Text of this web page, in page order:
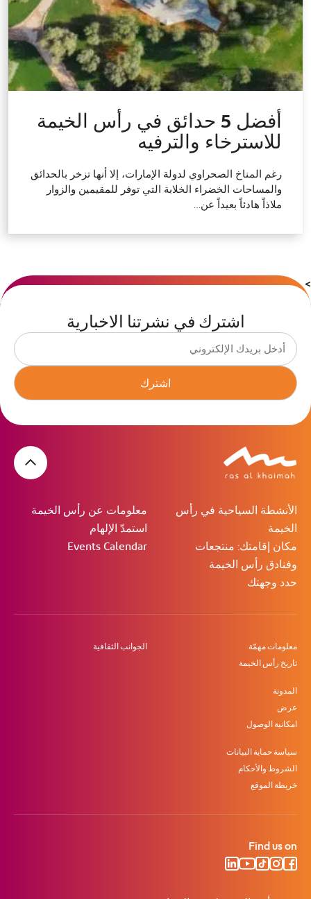
أفضل 5 حدائق في رأس الخيمة
للاسترخاء والترفيه
رغم المناخ الصحراوي لدولة الإمارات، إلا أنها تزخر بالحدائق
والمساحات الخضراء الخلابة التي توفر للمقيمين والزوار
ملاذاً هادئاً بعيداً عن…
>
اشترك في نشرتنا الاخبارية
اشترك
الأنشطة السياحية في رأس
الخيمة
مكان إقامتك: منتجعات
وفنادق رأس الخيمة
حدد وجهتك
معلومات عن رأس الخيمة
استمدّ الإلهام
Events Calendar
معلومات مهمّة
تاريخ رأس الخيمة
الجوانب الثقافية
المدونة
عرض
امكانية الوصول
سياسة حماية البيانات
الشروط والأحكام
خريطة الموقع
Find us on